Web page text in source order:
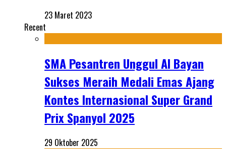
23 Maret 2023
Recent
SMA Pesantren Unggul Al Bayan
Sukses Meraih Medali Emas Ajang
Kontes Internasional Super Grand
Prix Spanyol 2025
29 Oktober 2025